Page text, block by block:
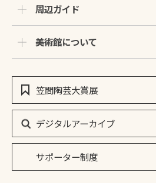
周辺ガイド
美術館について
笠間陶芸大賞展
デジタルアーカイブ
サポーター制度